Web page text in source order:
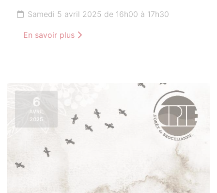
Samedi 5 avril 2025 de 16h00 à 17h30
En savoir plus
6
AVRIL
2025